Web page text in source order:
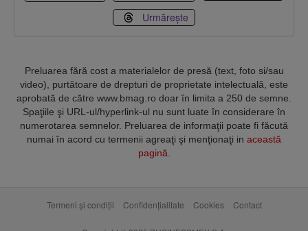
Urmărește
Preluarea fără cost a materialelor de presă (text, foto si/sau
video), purtătoare de drepturi de proprietate intelectuală, este
aprobată de către www.bmag.ro doar în limita a 250 de semne.
Spaţiile şi URL-ul/hyperlink-ul nu sunt luate în considerare în
numerotarea semnelor. Preluarea de informaţii poate fi făcută
numai în acord cu termenii agreaţi şi menţionaţi in această
pagină
Termeni și condiții Confidențialitate Cookies Contact